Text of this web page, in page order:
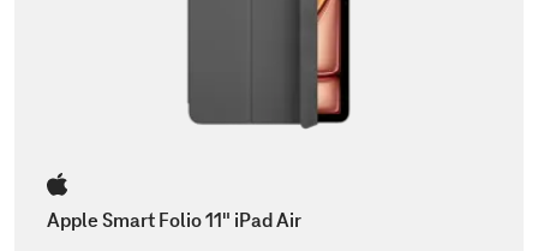
Apple Smart Folio 11" iPad Air